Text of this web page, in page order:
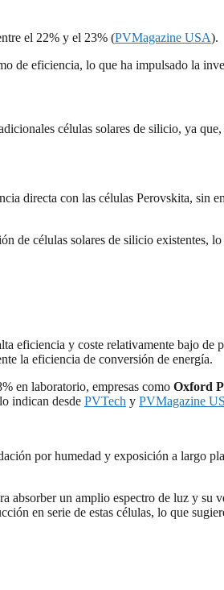
el 22% y el 23%​ (PVMagazine USA).
de eficiencia, lo que ha impulsado la
células solares de silicio, ya
directa con las células Perovskita, sin
de células solares de silicio existentes,
eficiencia y coste relativamente bajo de
la eficiencia de conversión de energía.
en laboratorio, empresas como Oxford
indican desde PVTech y​ PVMagazine
por humedad y exposición a largo
absorber un amplio espectro de luz y
en serie de estas células, lo que